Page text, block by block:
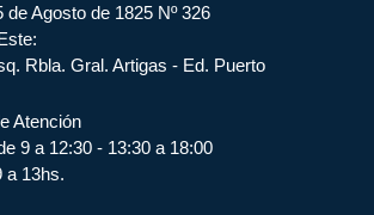
de Agosto de 1825 Nº 326
Rbla. Gral. Artigas - Ed. Puerto
Atención
9 a 12:30 - 13:30 a 18:00
a 13hs.